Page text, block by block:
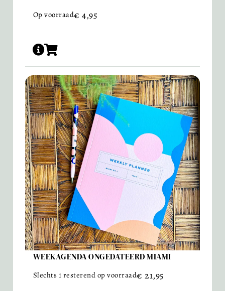
Op voorraad€ 4,95
WEEKAGENDA ONGEDATEERD MIAMI
Slechts 1 resterend op voorraad€ 21,95